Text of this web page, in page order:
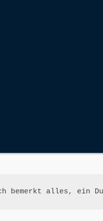
bemerkt alles, ein